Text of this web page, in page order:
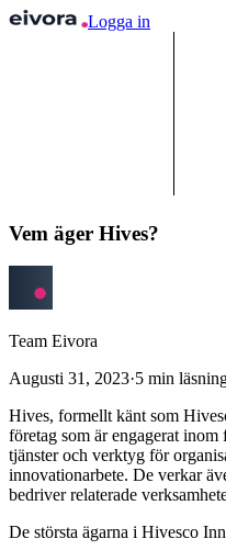
Logga in
Vem äger Hives?
Team Eivora
Augusti 31, 2023·5 min
Hives, formellt känt som
företag som är engagerat
tjänster och verktyg för
innovationarbete. De verkar
bedriver relaterade
De största ägarna i Hivesco